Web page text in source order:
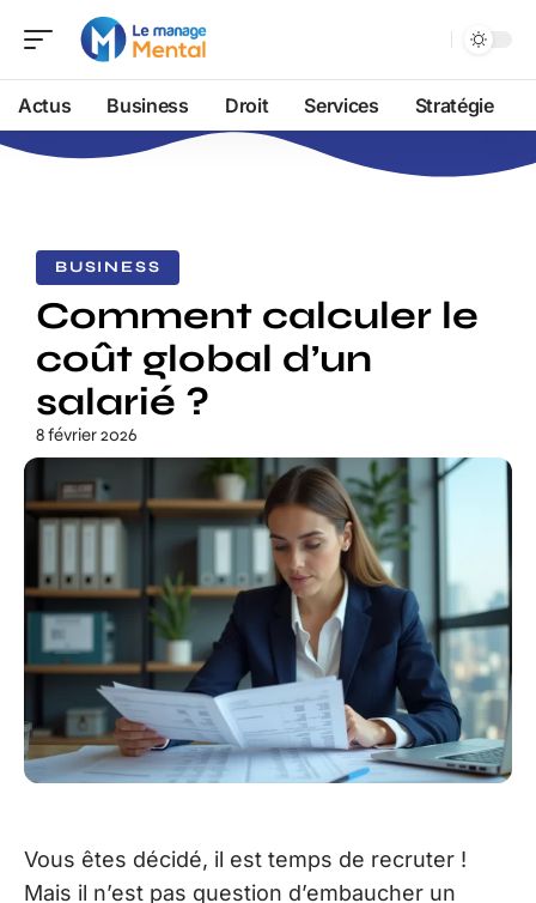
Actus Business Droit Services Stratégie
BUSINESS
Comment calculer le
coût global d’un
salarié ?
8 février 2026
Vous êtes décidé, il est temps de recruter !
Mais il n’est pas question d’embaucher un